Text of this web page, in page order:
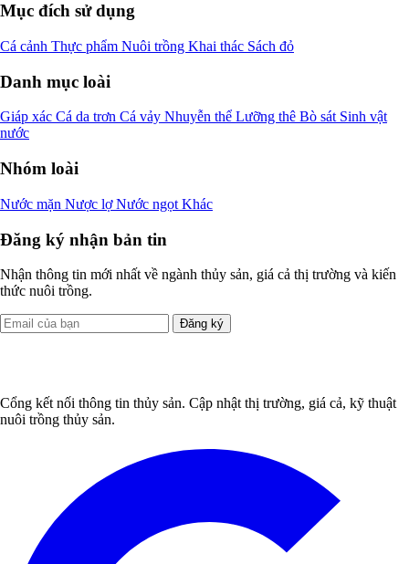
Mục đích sử dụng
Cá cảnh Thực phẩm Nuôi trồng Khai thác Sách đỏ
Danh mục loài
Giáp xác Cá da trơn Cá vảy Nhuyễn thể Lưỡng thê Bò sát Sinh vật
nước
Nhóm loài
Nước mặn Nược lợNước ngọt Khác
Đăng ký nhận bản tin
Nhận thông tin mới nhất về ngành thủy sản, giá cả thị trường và kiến
thức nuôi trồng.
Đăng ký
Cổng kết nối thông tin thủy sản. Cập nhật thị trường, giá cả, kỹ thuật
nuôi trồng thủy sản.